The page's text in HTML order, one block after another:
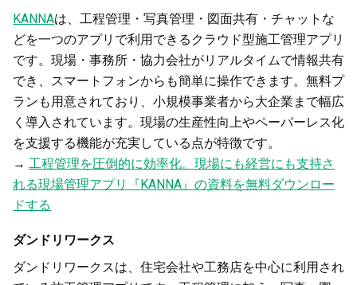
KANNAは、工程管理・写真管理・図面共有・チャットな
どを一つのアプリで利用できるクラウド型施工管理アプリ
です。現場・事務所・協力会社がリアルタイムで情報共有
でき、スマートフォンからも簡単に操作できます。無料プ
ランも用意されており、小規模事業者から大企業まで幅広
く導入されています。現場の生産性向上やペーパーレス化
を支援する機能が充実している点が特徴です。
→ 工程管理を圧倒的に効率化。現場にも経営にも支持さ
れる現場管理アプリ『KANNA』の資料を無料ダウンロー
ドする
ダンドリワークス
ダンドリワークスは、住宅会社や工務店を中心に利用され